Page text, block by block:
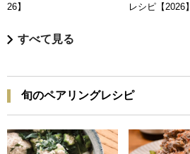
26】
レシピ【2026】
すべて見る
旬のペアリングレシピ